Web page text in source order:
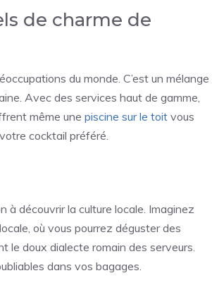
de charme de
du monde. C’est un mélange
Avec des services haut de gamme,
même une piscine sur le toit vous
cocktail préféré.
à découvrir la culture locale. Imaginez
où vous pourrez déguster des
le doux dialecte romain des serveurs.
dans vos bagages.